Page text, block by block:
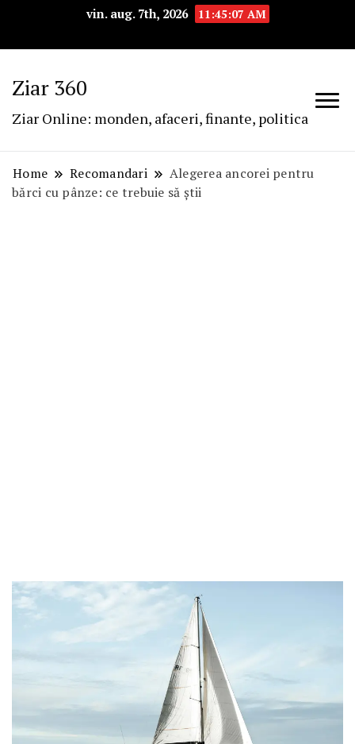
vin. aug. 7th, 2026 11:45:08 AM
Ziar 360
Ziar Online: monden, afaceri, finante, politica
Home Recomandari
Alegerea ancorei pentru
bărci cu pânze: ce trebuie să știi